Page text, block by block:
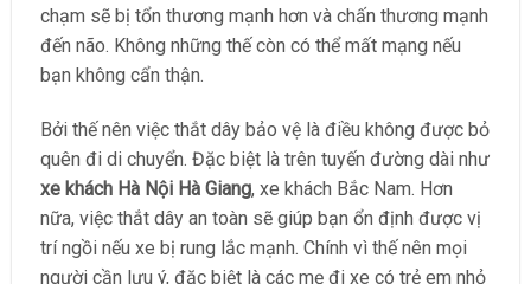
chạm sẽ bị tổn thương mạnh hơn và chấn thương mạnh
đến não. Không những thế còn có thể mất mạng nếu
bạn không cẩn thận.
Bởi thế nên việc thắt dây bảo vệ là điều không được bỏ
quên đi di chuyển. Đặc biệt là trên tuyến đường dài như
xe khách Hà Nội Hà Giang, xe khách Bắc Nam. Hơn
nữa, việc thắt dây an toàn sẽ giúp bạn ổn định được vị
trí ngồi nếu xe bị rung lắc mạnh. Chính vì thế nên mọi
người cần lưu ý, đặc biệt là các mẹ đi xe có trẻ em nhỏ